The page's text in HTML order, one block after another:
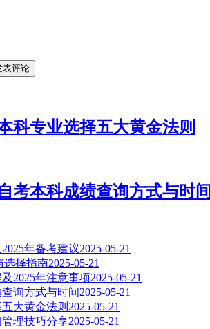
科专业选择五大黄金法则
考本科成绩查询方式与时间
年备考建议2025-05-21
选择指南2025-05-21
2025年注意事项2025-05-21
查询方式与时间2025-05-21
大黄金法则 2025-05-21
管理技巧分享2025-05-21